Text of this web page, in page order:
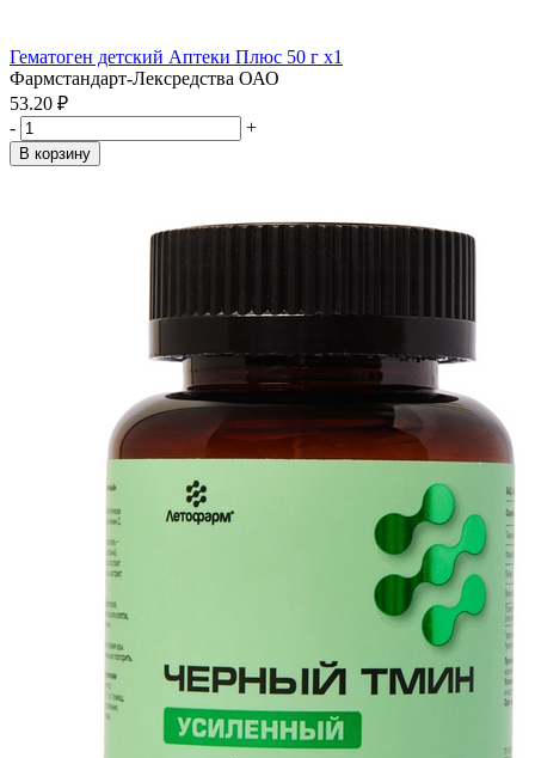
Гематоген детский Аптеки Плюс 50 г x1
Фармстандарт-Лексредства ОАО
53.20 ₽
-
+
В корзину